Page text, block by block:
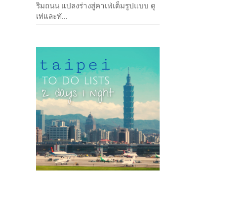
ริมถนน แปลงร่างสู่คาเฟ่เต็มรูปแบบ ดู
เท่และทั...